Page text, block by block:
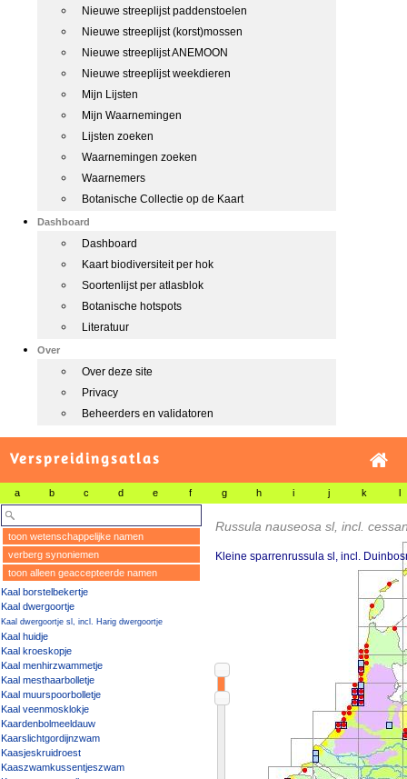
Nieuwe streeplijst paddenstoelen
Nieuwe streeplijst (korst)mossen
Nieuwe streeplijst ANEMOON
Nieuwe streeplijst weekdieren
Mijn Lijsten
Mijn Waarnemingen
Lijsten zoeken
Waarnemingen zoeken
Waarnemers
Botanische Collectie op de Kaart
Dashboard
Dashboard
Kaart biodiversiteit per hok
Soortenlijst per atlasblok
Botanische hotspots
Literatuur
Over
Over deze site
Privacy
Beheerders en validatoren
Verspreidingsatlas
a b c d e f g h i j k l
toon wetenschappelijke namen
verberg synoniemen
toon alleen geaccepteerde namen
Kaal borstelbekertje
Kaal dwergoortje
Kaal dwergoortje sl, incl. Harig dwergoortje
Kaal huidje
Kaal kroeskopje
Kaal menhirzwammetje
Kaal mesthaarbolletje
Kaal muurspoorbolletje
Kaal veenmosklokje
Kaardenbolmeeldauw
Kaarslichtgordijnzwam
Kaasjeskruidroest
Kaaszwamkussentjeszwam
Russula nauseosa sl, incl.
Kleine sparrenrussula sl, incl.